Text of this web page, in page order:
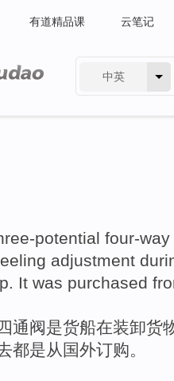
有道精品课 云笔记
中英
potential four-
adjustment
It was purchased
通阀是货船在装卸货
都是从 国外订购。